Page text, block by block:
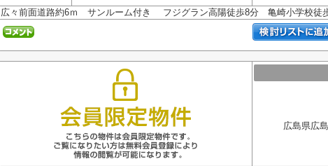
広々前面道路約6ｍ サンルーム付き フジグラン高陽徒歩8分 亀崎小学校
広島県広